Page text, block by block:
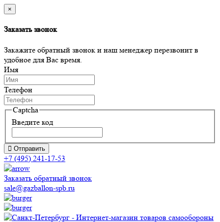
×
Заказать звонок
Закажите обратный звонок и наш менеджер перезвонит в
удобное для Вас время.
Имя
Телефон
Captcha
Введите код
Отправить
+7 (495) 241-17-53
Заказать обратный звонок
sale@gazballon-spb.ru